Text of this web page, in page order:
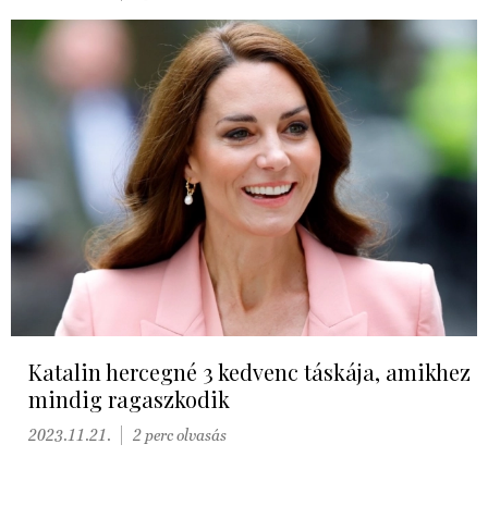
Katalin hercegné 3 kedvenc táskája, amikhez
mindig ragaszkodik
2023.11.21. 2 perc olvasás